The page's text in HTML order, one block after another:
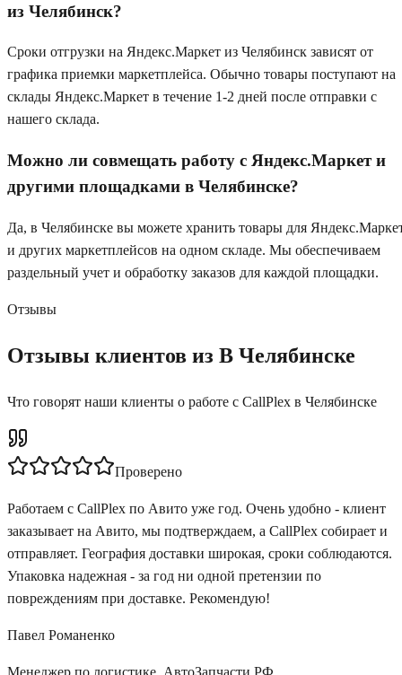
из Челябинск?
Сроки отгрузки на Яндекс.Маркет из Челябинск зависят от
графика приемки маркетплейса. Обычно товары поступают на
склады Яндекс.Маркет в течение 1-2 дней после отправки с
нашего склада.
Можно ли совмещать работу с Яндекс.Маркет и
другими площадками в Челябинске?
Да, в Челябинске вы можете хранить товары для
и других маркетплейсов на одном складе. Мы обеспечиваем
раздельный учет и обработку заказов для каждой площадки.
Отзывы
Отзывы клиентов из В Челябинске
Что говорят наши клиенты о работе с CallPlex в Челябинске
Проверено
Работаем с CallPlex по Авито уже год. Очень удобно - клиент
заказывает на Авито, мы подтверждаем, а CallPlex собирает и
отправляет. География доставки широкая, сроки соблюдаются.
Упаковка надежная - за год ни одной претензии по
повреждениям при доставке. Рекомендую!
Павел Романенко
Менеджер по логистике АвтоЗапчасти РФ